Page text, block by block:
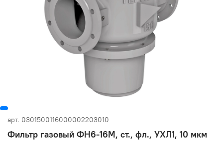
арт. 0301500116000002203010
Фильтр газовый ФН6-16М, ст., фл., УХЛ1, 10 мкм